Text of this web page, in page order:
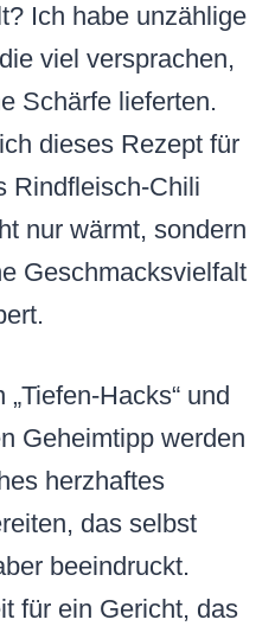
Ich habe unzählige
viel versprachen,
Schärfe lieferten.
dieses Rezept für
Rindfleisch-Chili
nur wärmt, sondern
Geschmacksvielfalt
Hacks“ und
Geheimtipp werden
herzhaftes
das selbst
beeindruckt.
für ein Gericht, das